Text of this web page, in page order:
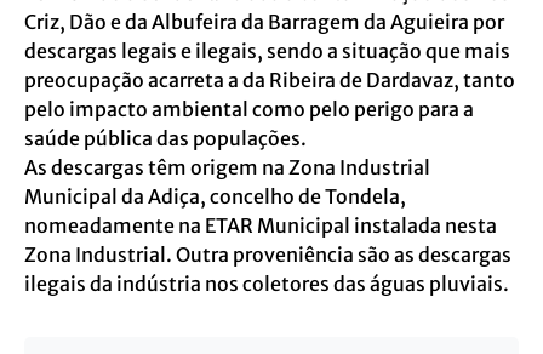
Criz, Dão e da Albufeira da Barragem da Aguieira por
descargas legais e ilegais, sendo a situação que mais
preocupação acarreta a da Ribeira de Dardavaz, tanto
pelo impacto ambiental como pelo perigo para a
saúde pública das populações.
As descargas têm origem na Zona Industrial
Municipal da Adiça, concelho de Tondela,
nomeadamente na ETAR Municipal instalada nesta
Zona Industrial. Outra proveniência são as descargas
ilegais da indústria nos coletores das águas pluviais.